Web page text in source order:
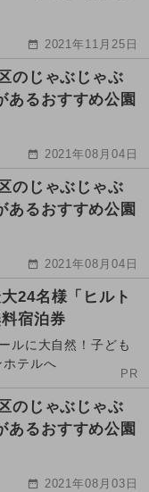
2021年11月25日
のじゃぶじゃぶ
あるおすすめ公園
2021年08月04日
のじゃぶじゃぶ
あるおすすめ公園
2021年08月04日
24名様「ヒルト
宿泊券
ルに大自然！子ども
テルへ
PR
のじゃぶじゃぶ
あるおすすめ公園
2021年08月03日